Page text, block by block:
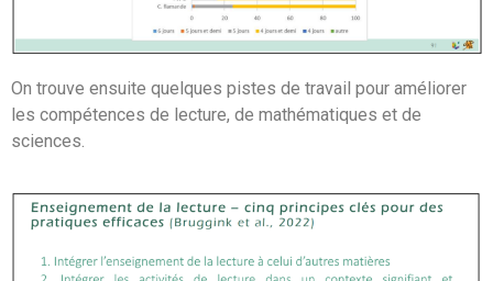
On trouve ensuite quelques pistes de travail pour améliorer
les compétences de lecture, de mathématiques et de
sciences.